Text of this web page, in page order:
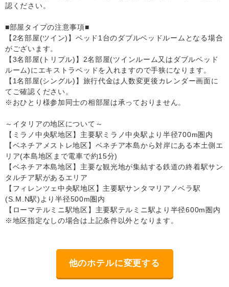
認ください。
■部屋タイプの注意事項■
【2名部屋(ツイン)】ベッド1台のダブルベッドルームとなる場合
がございます。
【3名部屋(トリプル)】2名部屋(ツインルーム又はダブルベッド
ルーム)にエキストラベッドを入れますので手狭になります。
【1名部屋(シングル)】旅行代金は人数変更後カレンダー画面に
てご確認ください。
※おひとり様参加同士の相部屋は承っておりません。
～イタリアの地区について～
【ミラノ中央駅地区】主要駅ミラノ中央駅より半径700m圏内
【ベネチアメストレ地区】ベネチア本島から対岸にある本土側エ
リア(本島地区まで電車で約15分)
【ベネチア本島地区】主要な観光地が集結する鉄道の終着駅サン
タルチア駅があるエリア
【フィレンツェ中央駅地区】主要駅サンタマリアノベラ駅
(S.M.N駅)より半径500m圏内
【ローマテルミニ駅地区】主要駅テルミニ駅より半径600m圏内
※地区指定なしの場合は上記条件以外となります。
他のホテルに変更する